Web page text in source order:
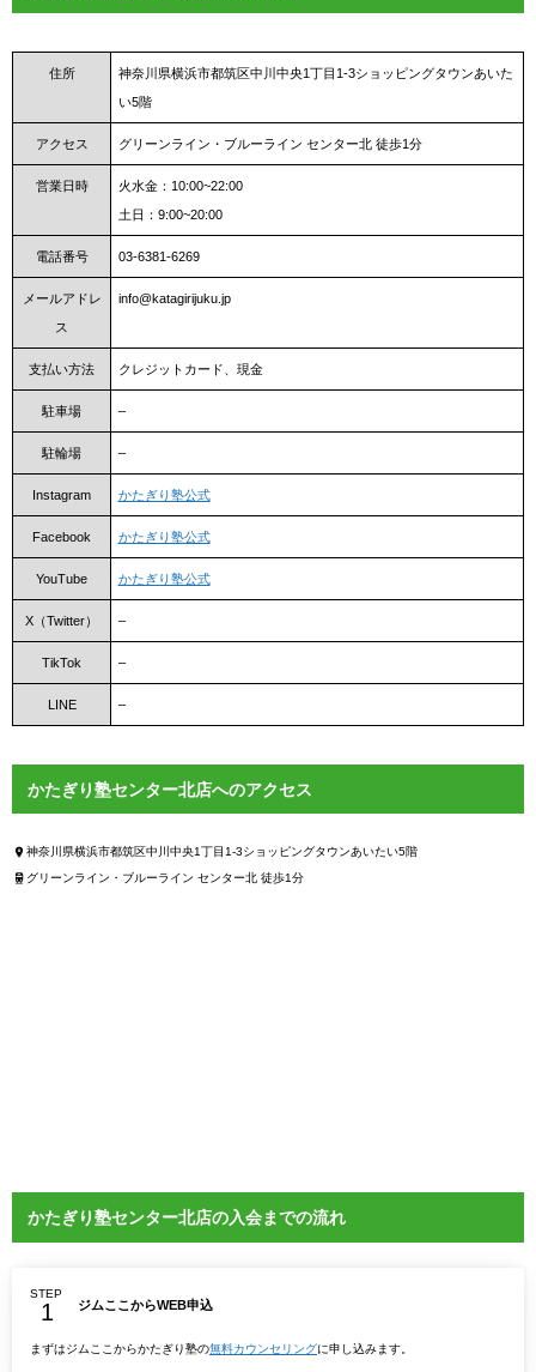
住所
神奈川県横浜市都筑区中川中央1丁目1-3ショッピングタウンあいた
い5階
アクセス グリーンライン・ブルーライン センター北 徒歩1分
営業日時
火水金：10:00~22:00
土日：9:00~20:00
電話番号 03‐6381‐6269
メールアドレ
ス
info@katagirijuku.jp
支払い方法 クレジットカード、現金
駐車場 –
駐輪場 –
Instagram かたぎり塾公式
Facebook かたぎり塾公式
YouTube かたぎり塾公式
X（Twitter） –
TikTok –
LINE –
かたぎり塾センター北店へのアクセス
神奈川県横浜市都筑区中川中央1丁目1-3ショッピングタウンあいたい5階
グリーンライン・ブルーライン センター北 徒歩1分
かたぎり塾センター北店の入会までの流れ
STEP
ジムここからWEB申込
まずはジムここからかたぎり塾の無料カウンセリングに申し込みます。